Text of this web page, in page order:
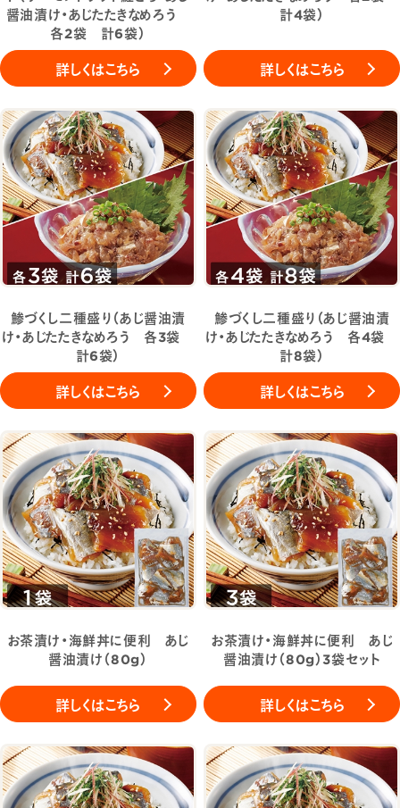
醤油漬け・あじたたきなめろう
各2袋 計6袋）
詳しくはこちら
計4袋）
詳しくはこちら
鯵づくし二種盛り（あじ醤油漬
け・あじたたきなめろう 各3袋
計6袋）
詳しくはこちら
鯵づくし二種盛り（あじ醤油漬
け・あじたたきなめろう 各4袋
計8袋）
詳しくはこちら
お茶漬け・海鮮丼に便利 あじ
醤油漬け（80g）
詳しくはこちら
お茶漬け・海鮮丼に便利 あじ
醤油漬け（80g）3袋セット
詳しくはこちら